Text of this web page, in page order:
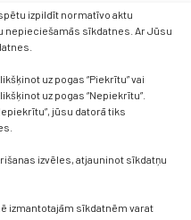
izpildīt normatīvo aktu
nepieciešamās sīkdatnes. Ar Jūsu
uz pogas “Piekrītu” vai
uz pogas “Nepiekrītu”.
jūsu datorā tiks
izvēles, atjauninot sīkdatņu
izmantotajām sīkdatnēm varat